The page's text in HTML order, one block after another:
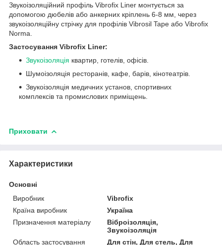
Звукоізоляційний профіль Vibrofix Liner монтується за
допомогою дюбелів або анкерних кріплень 6-8 мм, через
звукоізоляційну стрічку для профілів Vibrosil Tape або Vibrofix
Norma.
Застосування Vibrofix Liner:
Звукоізоляція квартир, готелів, офісів.
Шумоізоляція ресторанів, кафе, барів, кінотеатрів.
Звукоізоляція медичних установ, спортивних
комплексів та промислових приміщень.
Приховати
Характеристики
Основні
Виробник
Vibrofix
Країна виробник
Україна
Призначення матеріалу
Віброізоляція,
Звукоізоляція
Область застосування
Для стін, Для стель, Для